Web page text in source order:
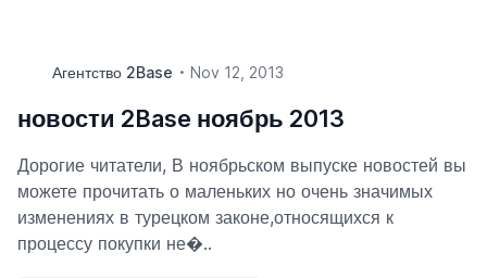
Агентство 2Base Nov 12, 2013
новости 2Base ноябрь 2013
Дорогие читатели, В ноябрьском выпуске новостей вы
можете прочитать о маленьких но очень значимых
изменениях в турецком законе,относящихся к
процессу покупки не�..